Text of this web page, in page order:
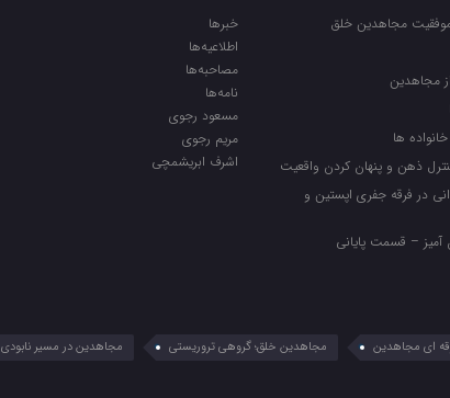
مجاهدین خلق
مجاهدین
ها
کنترل ذهن و پنهان کردن واقعیت
در فرقه جفری اپستین و
– قسمت پایانی
خبرها
اطلاعیه‌ها
مصاحبه‌ها
نامه‌ها
مسعود رجوی
مریم رجوی
اشرف ابریشمچی
ای مجاهدین مجاهدین خلق؛ گروهی تروریستی
مجاهدین در مسیر نابودی